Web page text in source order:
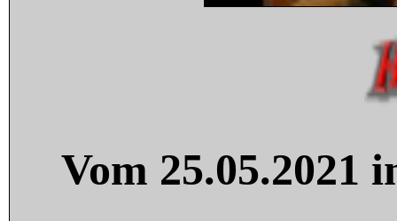
Vom 25.05.2021